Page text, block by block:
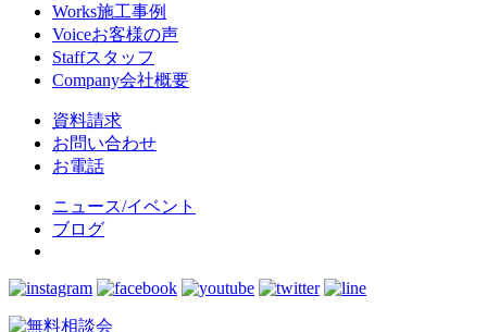
Works施工事例
Voiceお客様の声
Staffスタッフ
Company会社概要
資料請求
お問い合わせ
お電話
ニュース/イベント
ブログ